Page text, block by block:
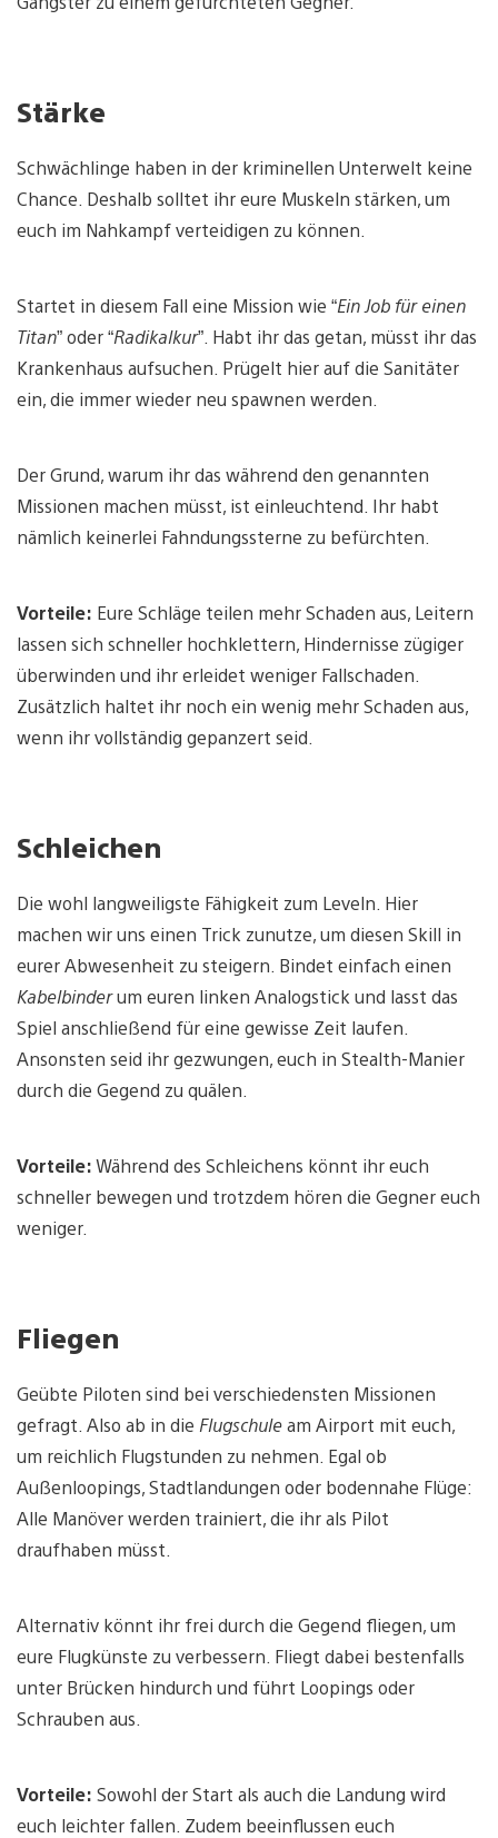
Stärke
Schwächlinge haben in der kriminellen Unterwelt keine
Chance. Deshalb solltet ihr eure Muskeln stärken, um
euch im Nahkampf verteidigen zu können.
Startet in diesem Fall eine Mission wie “Ein Job für einen
Titan” oder “Radikalkur”. Habt ihr das getan, müsst ihr das
Krankenhaus aufsuchen. Prügelt hier auf die Sanitäter
ein, die immer wieder neu spawnen werden.
Der Grund, warum ihr das während den genannten
Missionen machen müsst, ist einleuchtend. Ihr habt
nämlich keinerlei Fahndungssterne zu befürchten.
Vorteile: Eure Schläge teilen mehr Schaden aus, Leitern
lassen sich schneller hochklettern, Hindernisse zügiger
überwinden und ihr erleidet weniger Fallschaden.
Zusätzlich haltet ihr noch ein wenig mehr Schaden aus,
wenn ihr vollständig gepanzert seid.
Schleichen
Die wohl langweiligste Fähigkeit zum Leveln. Hier
machen wir uns einen Trick zunutze, um diesen Skill in
eurer Abwesenheit zu steigern. Bindet einfach einen
Kabelbinderum euren linken Analogstick und lasst das
Spiel anschließend für eine gewisse Zeit laufen.
Ansonsten seid ihr gezwungen, euch in Stealth-Manier
durch die Gegend zu quälen.
Vorteile:Während des Schleichens könnt ihr euch
schneller bewegen und trotzdem hören die Gegner euch
weniger.
Fliegen
Geübte Piloten sind bei verschiedensten Missionen
gefragt. Also ab in die Flugschuleam Airport mit euch,
um reichlich Flugstunden zu nehmen. Egal ob
Außenloopings, Stadtlandungen oder bodennahe Flüge:
Alle Manöver werden trainiert, die ihr als Pilot
draufhaben müsst.
Alternativ könnt ihr frei durch die Gegend fliegen, um
eure Flugkünste zu verbessern. Fliegt dabei bestenfalls
unter Brücken hindurch und führt Loopings oder
Schrauben aus.
Vorteile: Sowohl der Start als auch die Landung wird
euch leichter fallen. Zudem beeinflussen euch